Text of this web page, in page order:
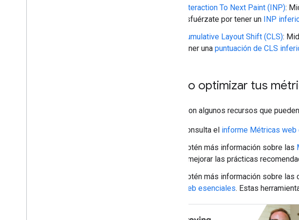
Interaction To Next Paint (INP):
esfuérzate por tener un INP
Cumulative Layout Shift (CLS):
tener una puntuación de CLS
Cómo optimizar tus
Estos son algunos recursos que
Consulta el informe Métricas web
Obtén más información sobre las
y mejorar las prácticas
Obtén más información sobre
web esenciales. Estas